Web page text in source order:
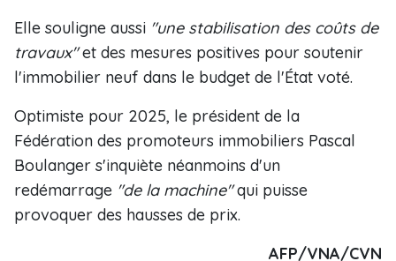
Elle souligne aussi "une stabilisation des coûts de
travaux"et des mesures positives pour soutenir
l'immobilier neuf dans le budget de l'État voté.
Optimiste pour 2025, le président de la
Fédération des promoteurs immobiliers Pascal
Boulanger s'inquiète néanmoins d'un
redémarrage "de la machine"qui puisse
provoquer des hausses de prix.
AFP/VNA/CVN